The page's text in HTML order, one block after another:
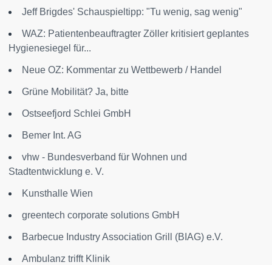
Jeff Brigdes' Schauspieltipp: "Tu wenig, sag wenig"
WAZ: Patientenbeauftragter Zöller kritisiert geplantes
Hygienesiegel für...
Neue OZ: Kommentar zu Wettbewerb / Handel
Grüne Mobilität? Ja, bitte
Ostseefjord Schlei GmbH
Bemer Int. AG
vhw - Bundesverband für Wohnen und
Stadtentwicklung e. V.
Kunsthalle Wien
greentech corporate solutions GmbH
Barbecue Industry Association Grill (BIAG) e.V.
Ambulanz trifft Klinik